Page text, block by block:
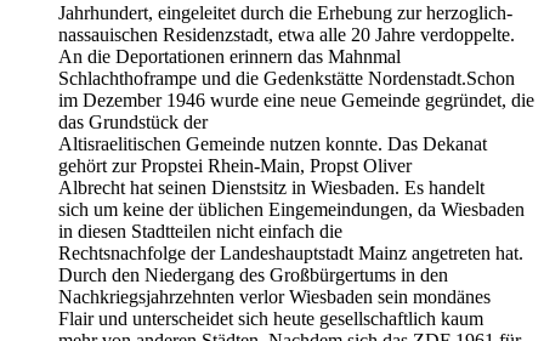
Jahrhundert, eingeleitet durch die Erhebung zur herzoglich-
nassauischen Residenzstadt, etwa alle 20 Jahre verdoppelte.
An die Deportationen erinnern das Mahnmal
Schlachthoframpe und die Gedenkstätte Nordenstadt.Schon
im Dezember 1946 wurde eine neue Gemeinde gegründet, die
das Grundstück der
Altisraelitischen Gemeinde nutzen konnte. Das Dekanat
gehört zur Propstei Rhein-Main, Propst Oliver
Albrecht hat seinen Dienstsitz in Wiesbaden. Es handelt
sich um keine der üblichen Eingemeindungen, da Wiesbaden
in diesen Stadtteilen nicht einfach die
Rechtsnachfolge der Landeshauptstadt Mainz angetreten hat.
Durch den Niedergang des Großbürgertums in den
Nachkriegsjahrzehnten verlor Wiesbaden sein mondänes
Flair und unterscheidet sich heute gesellschaftlich kaum